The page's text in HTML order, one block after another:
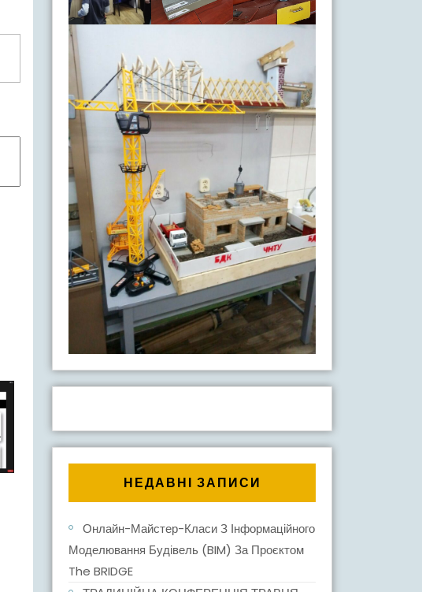
НЕДАВНІ ЗАПИСИ
Онлайн-Майстер-Класи З Інформаційного
Моделювання Будівель (BIM) За Проєктом
The BRIDGE